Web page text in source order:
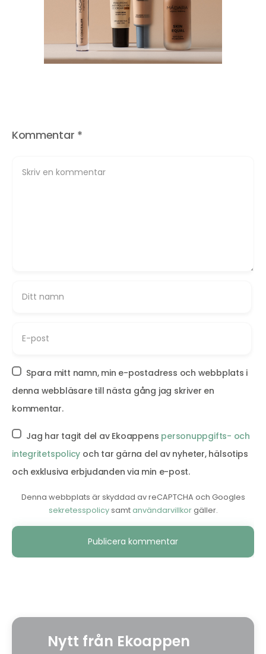
Kommentar *
Spara mitt namn, min e-postadress och webbplats i
denna webbläsare till nästa gång jag skriver en
kommentar.
Jag har tagit del av Ekoappens personuppgifts- och
integritetspolicy och tar gärna del av nyheter, hälsotips
och exklusiva erbjudanden via min e-post.
Denna webbplats är skyddad av reCAPTCHA och Googles
sekretesspolicysamtanvändarvillkorgäller.
Alternative:
Nytt från Ekoappen